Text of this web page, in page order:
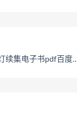
书pdf百度网盘下载学习